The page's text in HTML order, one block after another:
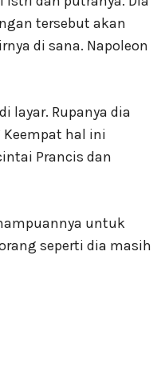
tersebut akan
di sana. Napoleon
layar. Rupanya dia
hal ini
Prancis dan
untuk
seperti dia masih